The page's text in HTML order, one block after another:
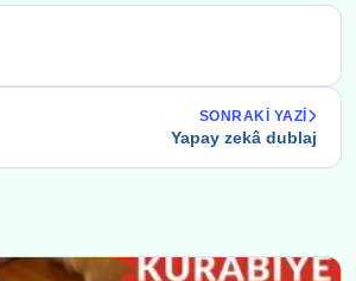
SONRAKI YAZI
Yapay zekâ dublaj